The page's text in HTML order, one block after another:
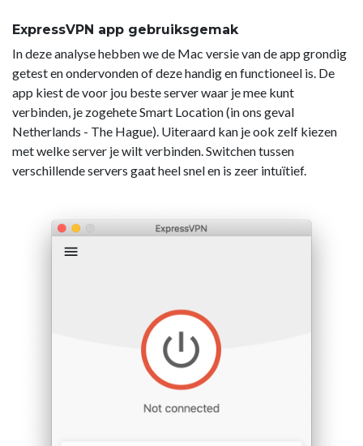
ExpressVPN app gebruiksgemak
In deze analyse hebben we de Mac versie van de app grondig
getest en ondervonden of deze handig en functioneel is. De
app kiest de voor jou beste server waar je mee kunt
verbinden, je zogehete Smart Location (in ons geval
Netherlands - The Hague). Uiteraard kan je ook zelf kiezen
met welke server je wilt verbinden. Switchen tussen
verschillende servers gaat heel snel en is zeer intuïtief.